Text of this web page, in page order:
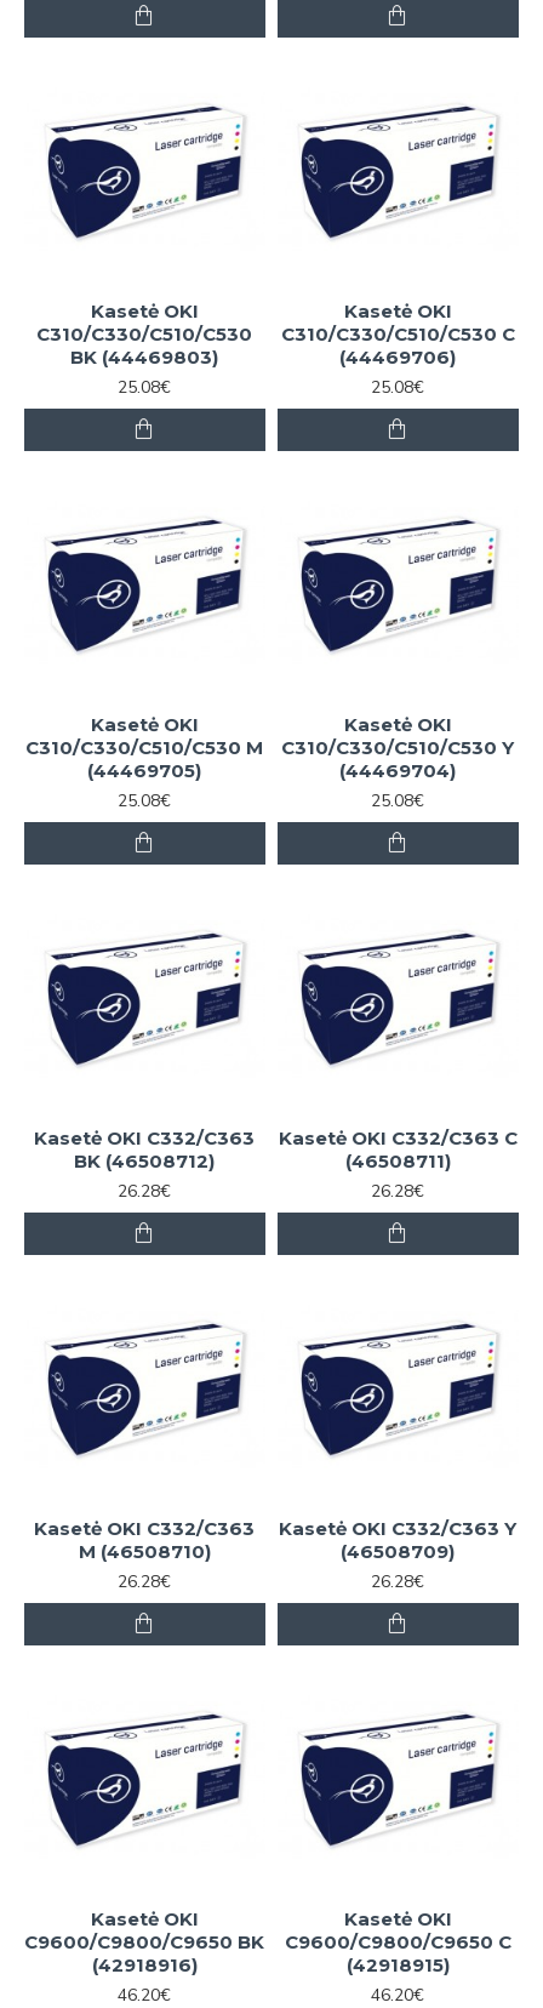
Kasetė OKI
C310/C330/C510/C530
BK (44469803)
25.08€
Kasetė OKI
C310/C330/C510/C530 C
(44469706)
25.08€
Kasetė OKI
C310/C330/C510/C530 M
(44469705)
25.08€
Kasetė OKI
C310/C330/C510/C530 Y
(44469704)
25.08€
Kasetė OKI C332/C363
BK (46508712)
26.28€
Kasetė OKI C332/C363 C
(46508711)
26.28€
Kasetė OKI C332/C363
M (46508710)
26.28€
Kasetė OKI C332/C363 Y
(46508709)
26.28€
Kasetė OKI
C9600/C9800/C9650 BK
(42918916)
46.20€
Kasetė OKI
C9600/C9800/C9650 C
(42918915)
46.20€